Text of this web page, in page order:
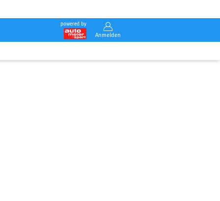
powered by
Anmelden